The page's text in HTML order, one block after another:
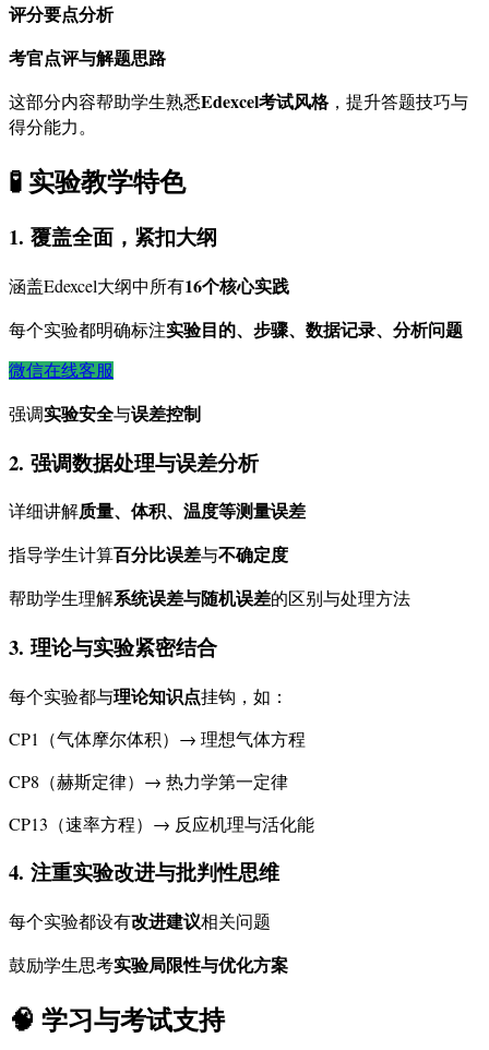
评分要点分析
考官点评与解题思路
这部分内容帮助学生熟悉Edexcel考试风格，提升答题技巧与
得分能力。
🧪 实验教学特色
1. 覆盖全面，紧扣大纲
涵盖Edexcel大纲中所有16个核心实践
每个实验都明确标注实验目的、步骤、数据记录、分析问题
微信在线客服
强调实验安全与误差控制
2. 强调数据处理与误差分析
详细讲解质量、体积、温度等测量误差
指导学生计算百分比误差与不确定度
帮助学生理解系统误差与随机误差的区别与处理方法
3. 理论与实验紧密结合
每个实验都与理论知识点挂钩，如：
CP1（气体摩尔体积）→ 理想气体方程
CP8（赫斯定律）→ 热力学第一定律
CP13（速率方程）→ 反应机理与活化能
4. 注重实验改进与批判性思维
每个实验都设有改进建议相关问题
鼓励学生思考实验局限性与优化方案
🧠 学习与考试支持